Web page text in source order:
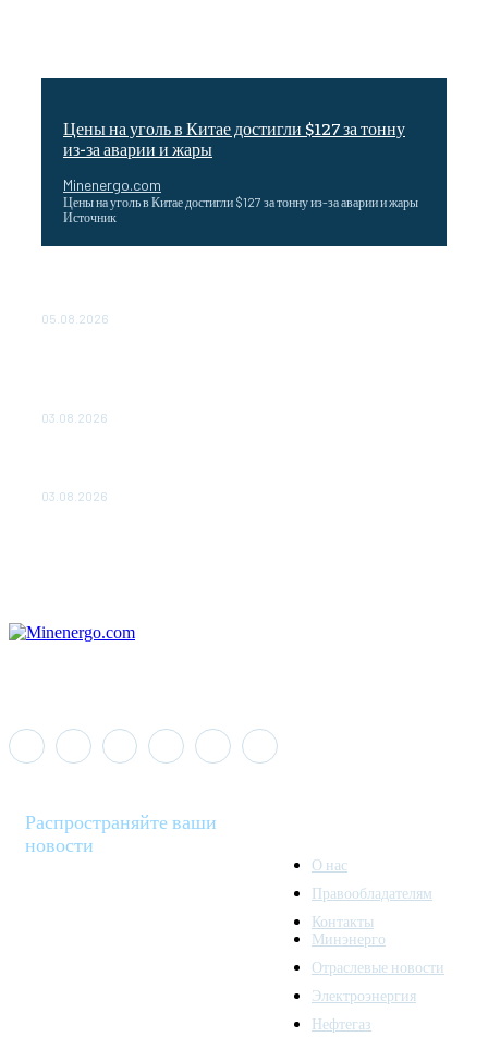
Цены на уголь в Китае достигли $127 за тонну
из-за аварии и жары
Minenergo.com
Цены на уголь в Китае достигли $127 за тонну из-за аварии и жары
Источник
05.08.2026
03.08.2026
03.08.2026
Распространяйте ваши
новости
О нас
Правообладателям
Контакты
Минэнерго
Отраслевые новости
Электроэнергия
Нефтегаз